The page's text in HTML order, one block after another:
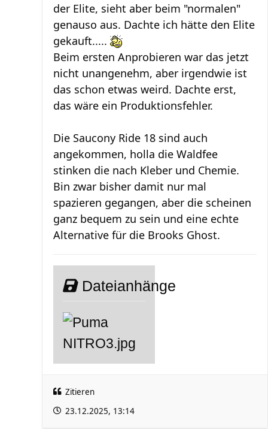
der Elite, sieht aber beim "normalen"
genauso aus. Dachte ich hätte den Elite
gekauft.....
Beim ersten Anprobieren war das jetzt
nicht unangenehm, aber irgendwie ist
das schon etwas weird. Dachte erst,
das wäre ein Produktionsfehler.
Die Saucony Ride 18 sind auch
angekommen, holla die Waldfee
stinken die nach Kleber und Chemie.
Bin zwar bisher damit nur mal
spazieren gegangen, aber die scheinen
ganz bequem zu sein und eine echte
Alternative für die Brooks Ghost.
Dateianhänge
Zitieren
23.12.2025, 13:14